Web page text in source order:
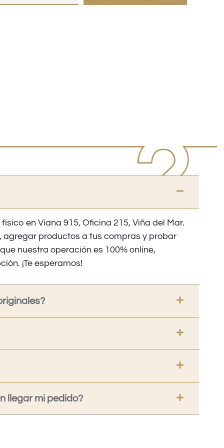
en Viana 915, Oficina 215, Viña del Mar.
agregar productos a tus compras y probar
nuestra operación es 100% online,
¡Te esperamos!
llegar mi pedido?